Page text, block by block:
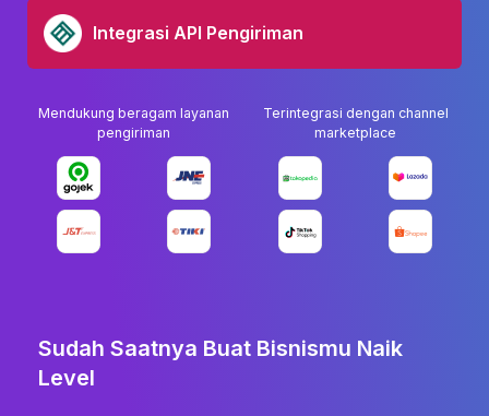
Integrasi API Pengiriman
Mendukung beragam layanan
pengiriman
Terintegrasi dengan channel
marketplace
Sudah Saatnya Buat Bisnismu Naik
Level